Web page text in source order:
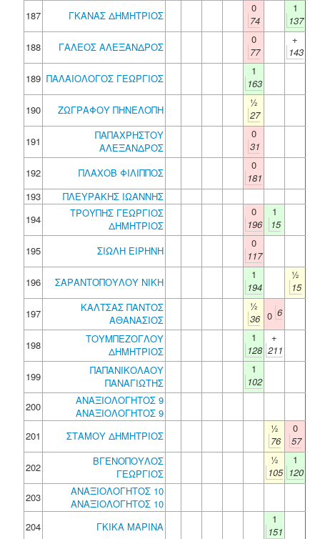
187
ΓΚΑΝΑΣ ΔΗΜΗΤΡΙΟΣ
0
74
1
137
188
ΓΑΛΕΟΣ ΑΛΕΞΑΝΔΡΟΣ
0
77
+
143
189 ΠΑΛΑΙΟΛΟΓΟΣ ΓΕΩΡΓΙΟΣ
1
163
190
ΖΩΓΡΑΦΟΥ ΠΗΝΕΛΟΠΗ
½
27
191
ΠΑΠΑΧΡΗΣΤΟΥ
ΑΛΕΞΑΝΔΡΟΣ
0
31
192
ΠΛΑΧΟΒ ΦΙΛΙΠΠΟΣ
0
181
193
ΠΛΕΥΡΑΚΗΣ ΙΩΑΝΝΗΣ
194
ΤΡΟΥΠΗΣ ΓΕΩΡΓΙΟΣ
ΔΗΜΗΤΡΙΟΣ
0
196
1
15
195
ΣΙΩΛΗ ΕΙΡΗΝΗ
0
117
196
ΣΑΡΑΝΤΟΠΟΥΛΟΥ ΝΙΚΗ
1
194
½
15
197
ΚΑΛΤΣΑΣ ΠΑΝΤΟΣ
ΑΘΑΝΑΣΙΟΣ
½
36 0 6
198
ΤΟΥΜΠΕΖΟΓΛΟΥ
ΔΗΜΗΤΡΙΟΣ
1
128
+
211
199
ΠΑΠΑΝΙΚΟΛΑΟΥ
ΠΑΝΑΓΙΩΤΗΣ
1
102
200
ΑΝΑΞΙΟΛΟΓΗΤΟΣ 9
ΑΝΑΞΙΟΛΟΓΗΤΟΣ 9
201
ΣΤΑΜΟΥ ΔΗΜΗΤΡΙΟΣ
½
76
0
57
202
ΒΓΕΝΟΠΟΥΛΟΣ
ΓΕΩΡΓΙΟΣ
½
105
1
120
203
ΑΝΑΞΙΟΛΟΓΗΤΟΣ 10
ΑΝΑΞΙΟΛΟΓΗΤΟΣ 10
204
ΓΚΙΚΑ ΜΑΡΙΝΑ
1
151